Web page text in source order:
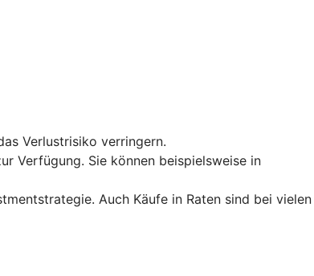
Verlustrisiko verringern.
Verfügung. Sie können beispielsweise in
Auch Käufe in Raten sind bei vielen